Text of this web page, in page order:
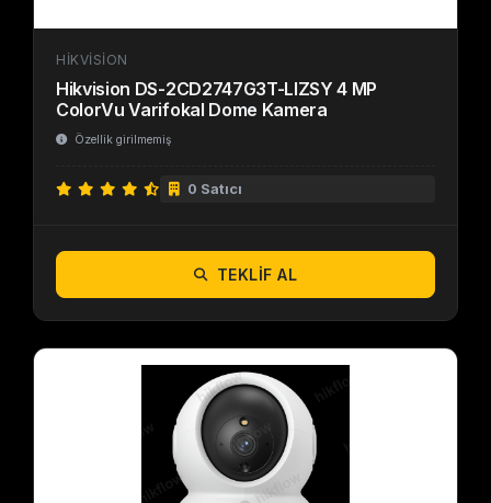
HIKVISION
Hikvision DS-2CD2747G3T-LIZSY 4 MP
ColorVu Varifokal Dome Kamera
Özellik girilmemiş
0 Satıcı
TEKLIF AL